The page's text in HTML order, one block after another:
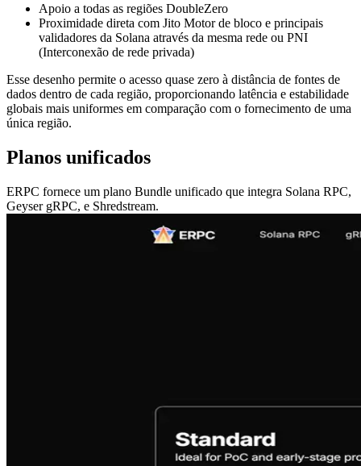
Apoio a todas as regiões DoubleZero
Proximidade direta com Jito Motor de bloco e principais
validadores da Solana através da mesma rede ou PNI
(Interconexão de rede privada)
Esse desenho permite o acesso quase zero à distância de fontes de
dados dentro de cada região, proporcionando latência e estabilidade
globais mais uniformes em comparação com o fornecimento de uma
única região.
Planos unificados
ERPC fornece um plano Bundle unificado que integra Solana RPC,
Geyser gRPC, e Shredstream.